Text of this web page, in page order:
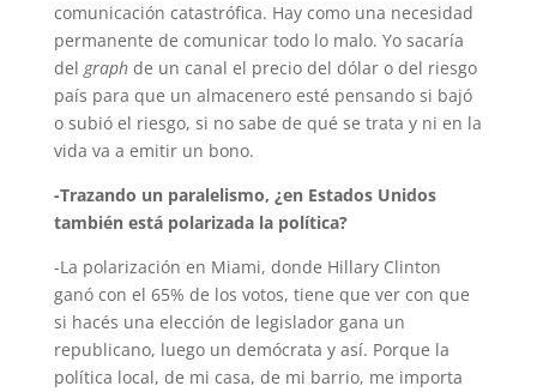
comunicación catastrófica. Hay como una necesidad
permanente de comunicar todo lo malo. Yo sacaría
del graphde un canal el precio del dólar o del riesgo
país para que un almacenero esté pensando si bajó
o subió el riesgo, si no sabe de qué se trata y ni en la
vida va a emitir un bono.
-Trazando un paralelismo, ¿en Estados Unidos
también está polarizada la política?
-La polarización en Miami, donde Hillary Clinton
ganó con el 65% de los votos, tiene que ver con que
si hacés una elección de legislador gana un
republicano, luego un demócrata y así. Porque la
política local, de mi casa, de mi barrio, me importa